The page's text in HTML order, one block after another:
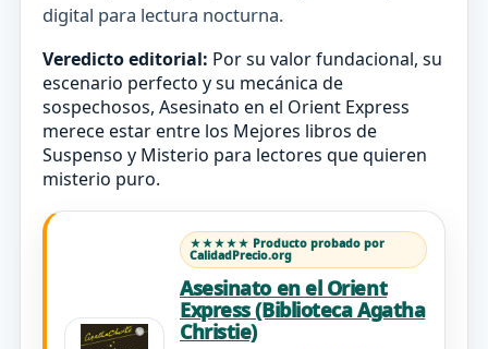
digital para lectura nocturna.
Veredicto editorial: Por su valor fundacional, su
escenario perfecto y su mecánica de
sospechosos, Asesinato en el Orient Express
merece estar entre los Mejores libros de
Suspenso y Misterio para lectores que quieren
misterio puro.
★★★★★ Producto probado por
CalidadPrecio.org
Asesinato en el Orient
Express (Biblioteca Agatha
Christie)